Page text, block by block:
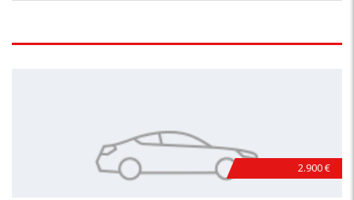
2.900 €